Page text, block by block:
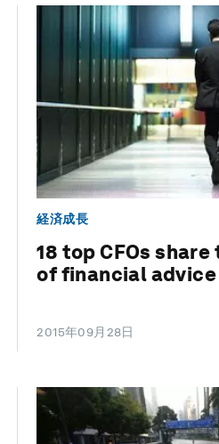
経済成長
18 top CFOs
of financial advice
2015年09月28日